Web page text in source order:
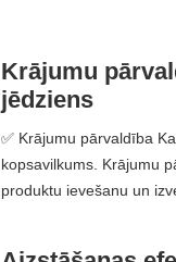
Krājumu
jēdziens
✅ Krājumu pārvaldība
kopsavilkums. Krājumu
produktu ievešanu un